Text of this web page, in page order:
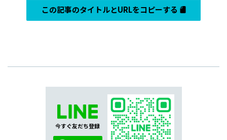
この記事のタイトルとURLをコピーする
今すぐ友だち登録